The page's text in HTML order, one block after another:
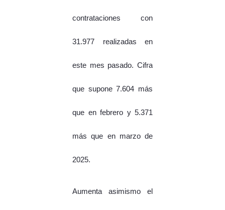
contrataciones con
31.977 realizadas en
este mes pasado. Cifra
que supone 7.604 más
que en febrero y 5.371
más que en marzo de
2025.
Aumenta asimismo el